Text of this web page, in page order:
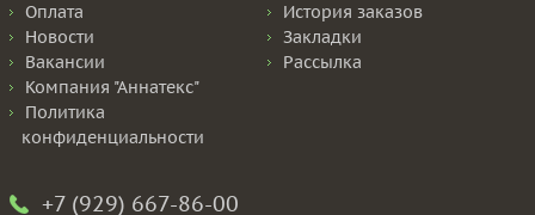
Оплата
Новости
Вакансии
Компания "Аннатекс"
Политика
конфиденциальности
История заказов
Закладки
Рассылка
+7 (929) 667-86-00